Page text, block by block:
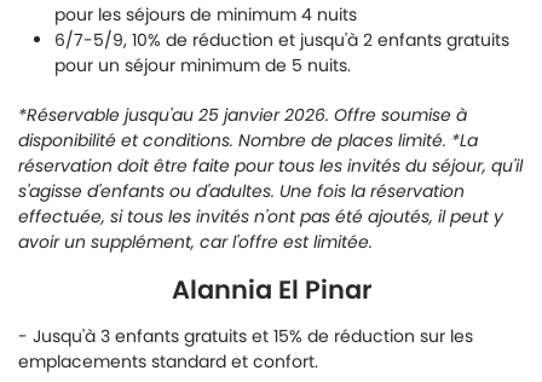
pour les séjours de minimum 4 nuits
6/7-5/9, 10% de réduction et jusqu'à 2 enfants gratuits
pour un séjour minimum de 5 nuits.
*Réservable jusqu'au 25 janvier 2026. Offre soumise à
disponibilité et conditions. Nombre de places limité. *La
réservation doit être faite pour tous les invités du séjour, qu'il
s'agisse d'enfants ou d'adultes. Une fois la réservation
effectuée, si tous les invités n'ont pas été ajoutés, il peut y
avoir un supplément, car l'offre est limitée.
Alannia El Pinar
- Jusqu'à 3 enfants gratuits et 15% de réduction sur les
emplacements standard et confort.